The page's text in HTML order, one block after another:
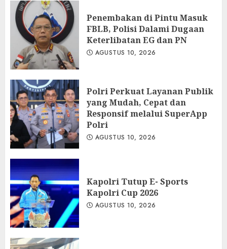
Penembakan di Pintu Masuk
FBLB, Polisi Dalami Dugaan
Keterlibatan EG dan PN
AGUSTUS 10, 2026
Polri Perkuat Layanan Publik
yang Mudah, Cepat dan
Responsif melalui SuperApp
Polri
AGUSTUS 10, 2026
Kapolri Tutup E- Sports
Kapolri Cup 2026
AGUSTUS 10, 2026